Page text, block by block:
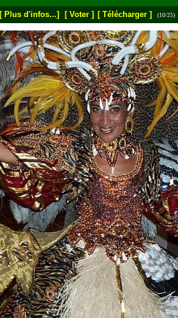
[ Plus d'infos...] [ Voter ] [ Télécharger ] (10/25)